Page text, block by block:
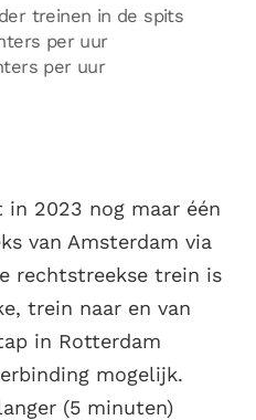
treinen in de spits
per uur
per uur
2023 nog maar één
van Amsterdam via
rechtstreekse trein is
trein naar en van
in Rotterdam
mogelijk.
(5 minuten)